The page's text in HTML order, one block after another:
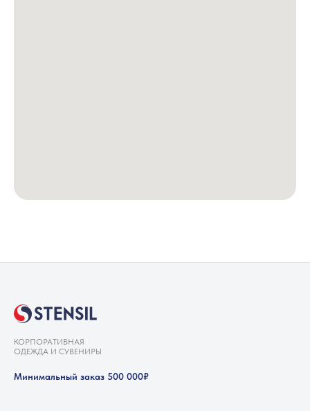
КОРПОРАТИВНАЯ
ОДЕЖДА И СУВЕНИРЫ
Минимальный заказ 500 000₽